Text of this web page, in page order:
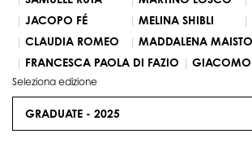
JACOPO FÉ
MELINA SHIBLI
CLAUDIA ROMEO
MADDALENA MAISTO
FRANCESCA PAOLA DI FAZIO
Seleziona edizione
GRADUATE - 2025